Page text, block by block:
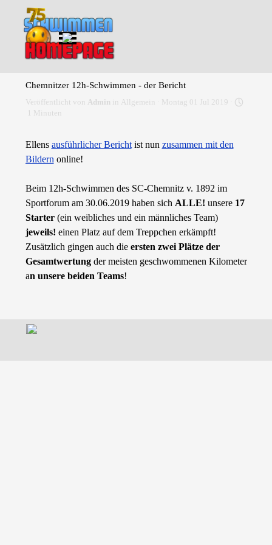
Menü überspringen
Chemnitzer 12h-Schwimmen - der Bericht
Veröffentlicht von Admin in Allgemein · Montag 01 Jul 2019 ·
1 Minuten
Ellens ausführlicher Berichtist nun zusammen mit den
Bildern online!
Beim 12h-Schwimmen des SC-Chemnitz v. 1892 im
Sportforum am 30.06.2019 haben sich ALLE! unsere 17
Starter(ein weibliches und ein männliches Team)
jeweils! einen Platz auf dem Treppchen erkämpft!
Zusätzlich gingen auch die ersten zwei Plätze der
Gesamtwertungder meisten geschwommenen Kilometer
an unsere beiden Teams!